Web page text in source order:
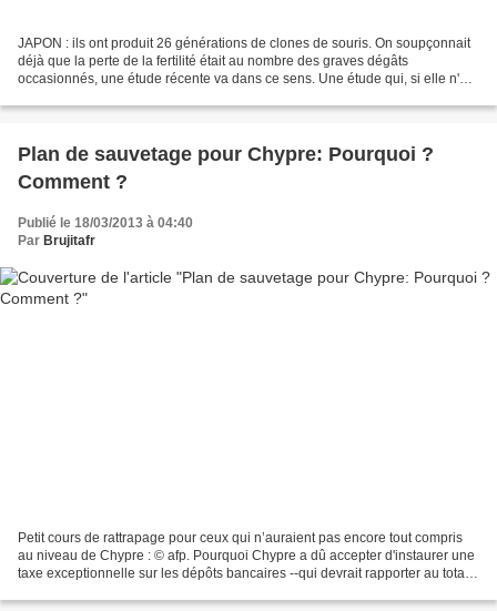
JAPON : ils ont produit 26 générations de clones de souris. On soupçonnait
déjà que la perte de la fertilité était au nombre des graves dégâts
occasionnés, une étude récente va dans ce sens. Une étude qui, si elle n'est
Plan de sauvetage pour Chypre: Pourquoi ?
Comment ?
Publié le 18/03/2013 à 04:40
Par Brujitafr
Petit cours de rattrapage pour ceux qui n’auraient pas encore tout compris
au niveau de Chypre : © afp. Pourquoi Chypre a dû accepter d'instaurer une
taxe exceptionnelle sur les dépôts bancaires --qui devrait rapporter au total